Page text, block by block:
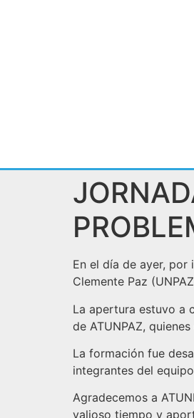
En el día de ayer, por
Clemente Paz
La apertura estuvo a
de ATUNPAZ,
La formación fue
integrantes del
Agradecemos a
valioso tiempo y